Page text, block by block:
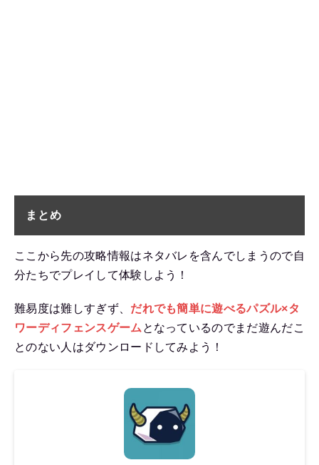
まとめ
ここから先の攻略情報はネタバレを含んでしまうので自
分たちでプレイして体験しよう！
難易度は難しすぎず、 だれでも簡単に遊べるパズル×タ
ワーディフェンスゲーム となっているのでまだ遊んだこ
とのない人はダウンロードしてみよう！